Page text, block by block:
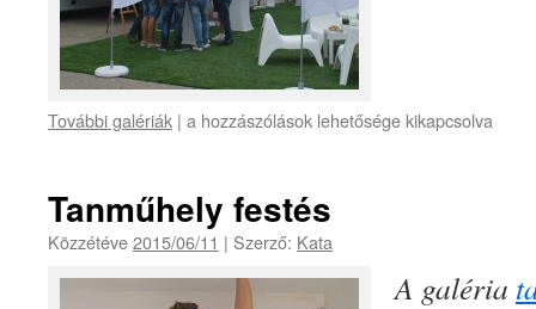
További galériák | a hozzászólások lehetősége kikapcsolva
Tanműhely festés
Közzétéve2015/06/11 | Szerző: Kata
A galéria